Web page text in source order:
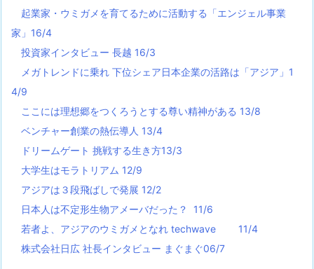
起業家・ウミガメを育てるために活動する「エンジェル事業
家」16/4
投資家インタビュー 長越 16/3
メガトレンドに乗れ 下位シェア日本企業の活路は「アジア」1
4/9
ここには理想郷をつくろうとする尊い精神がある 13/8
ベンチャー創業の熱伝導人 13/4
ドリームゲート 挑戦する生き方13/3
大学生はモラトリアム 12/9
アジアは３段飛ばしで発展 12/2
日本人は不定形生物アメーバだった？ 11/6
若者よ、アジアのウミガメとなれ techwave
11/4
株式会社日広 社長インタビュー まぐまぐ06/7